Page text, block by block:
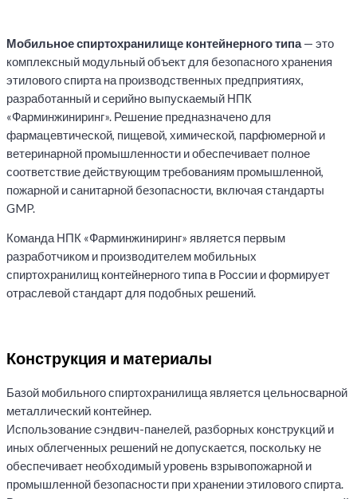
Мобильное спиртохранилище контейнерного типа— это
комплексный модульный объект для безопасного хранения
этилового спирта на производственных предприятиях,
разработанный и серийно выпускаемый НПК
«Фарминжиниринг». Решение предназначено для
фармацевтической, пищевой, химической, парфюмерной и
ветеринарной промышленности и обеспечивает полное
соответствие действующим требованиям промышленной,
пожарной и санитарной безопасности, включая стандарты
GMP.
Команда НПК «Фарминжиниринг» является первым
разработчиком и производителем мобильных
спиртохранилищ контейнерного типа в России и формирует
отраслевой стандарт для подобных решений.
Конструкция и материалы
Базой мобильного спиртохранилища является цельносварной
металлический контейнер.
Использование сэндвич-панелей, разборных конструкций и
иных облегченных решений не допускается, поскольку не
обеспечивает необходимый уровень взрывопожарной и
промышленной безопасности при хранении этилового спирта.